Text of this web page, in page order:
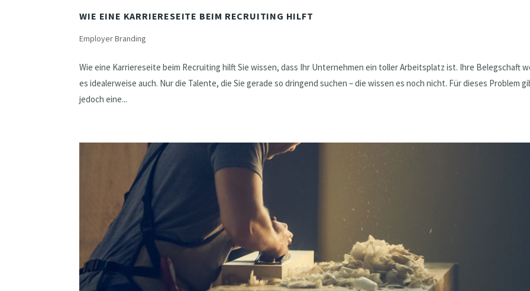
WIE EINE KARRIERESEITE BEIM RECRUITING HILFT
Employer Branding
Wie eine Karriereseite beim Recruiting hilft Sie wissen, dass Ihr Unternehmen ein toller Arbeitsplatz ist. Ihre Belegschaft
es idealerweise auch. Nur die Talente, die Sie gerade so dringend suchen – die wissen es noch nicht. Für dieses Problem
jedoch eine...